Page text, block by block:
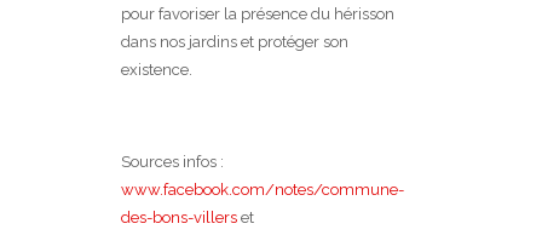
pour favoriser la présence du hérisson
dans nos jardins et protéger son
existence.
Sources infos :
www.facebook.com/notes/commune-
des-bons-villers et